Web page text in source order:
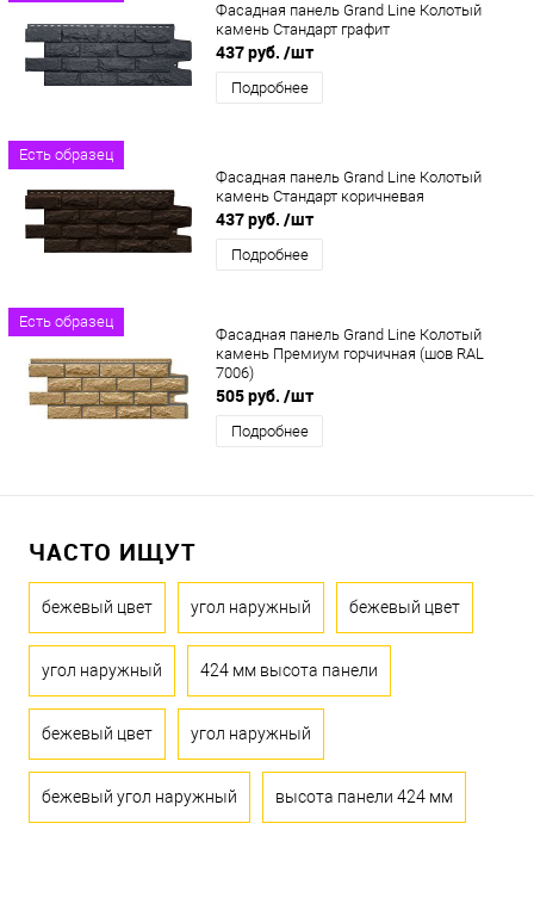
Фасадная панель Grand Line Колотый
камень Стандарт графит
437 руб. /шт
Подробнее
Есть образец
Фасадная панель Grand Line Колотый
камень Стандарт коричневая
437 руб. /шт
Подробнее
Есть образец
Фасадная панель Grand Line Колотый
камень Премиум горчичная (шов RAL
7006)
505 руб. /шт
Подробнее
ЧАСТО ИЩУТ
бежевый цвет угол наружный бежевый цвет
угол наружный 424 мм высота панели
бежевый цвет угол наружный
бежевый угол наружный высота панели 424 мм